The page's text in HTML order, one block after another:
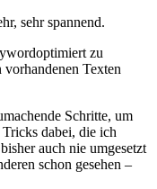
sehr spannend.
zu
Texten
Schritte, um
dabei, die ich
auch nie umgesetzt
schon gesehen –